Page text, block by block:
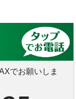
でお願いしま